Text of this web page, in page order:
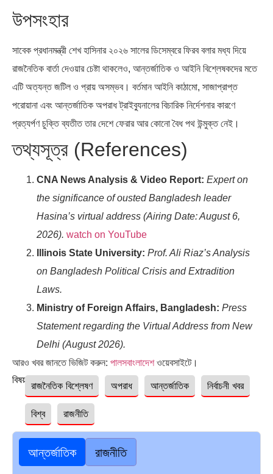
উপসংহার
সাবেক প্রধানমন্ত্রী শেখ হাসিনার ২০২৬ সালের ডিসেম্বরে ফিরব বলার মধ্য দিয়ে
রাজনৈতিক বার্তা দেওয়ার চেষ্টা থাকলেও, আন্তর্জাতিক ও আইনি বিশ্লেষকদের মতে
এটি অত্যন্ত জটিল ও প্রায় অসম্ভব। বর্তমান আইনি কাঠামো, সাজাপ্রাপ্ত
পরোয়ানা এবং আন্তর্জাতিক অপরাধ ট্রাইব্যুনালের বিচারিক নির্দেশনার কারণে
প্রত্যর্পণ চুক্তি ব্যতীত তার দেশে ফেরার আর কোনো বৈধ পথ উন্মুক্ত নেই।
তথ্যসূত্র (References)
CNA News Analysis & Video Report: Expert on
the significance of ousted Bangladesh leader
Hasina’s virtual address (Airing Date: August 6,
2026). watch on YouTube
Illinois State University: Prof. Ali Riaz’s Analysis
on Bangladesh Political Crisis and Extradition
Laws.
Ministry of Foreign Affairs, Bangladesh: Press
Statement regarding the Virtual Address from New
Delhi (August 2026).
আরও খবর জানতে ভিজিট করুন: পালসবাংলাদেশওয়েবসাইটে।
বিষয়ঃ রাজনৈতিক বিশ্লেষণ অপরাধ আন্তর্জাতিক নির্বাচনী খবর
বিশ্ব রাজনীতি
আন্তর্জাতিক রাজনীতি